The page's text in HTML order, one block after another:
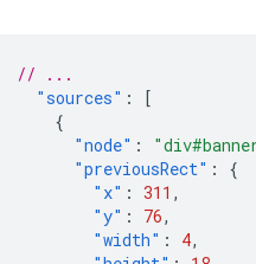
// ...
"sources" :
[
{
"node" :
"previousRect" :
{
"x" : 311 ,
"y" : 76,
"width" : 4,